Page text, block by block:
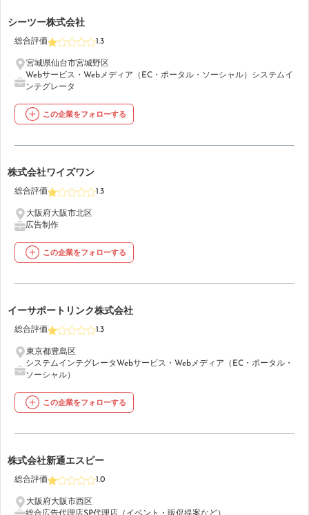
21シーツー株式会社
総合評価 1.3
宮城県仙台市宮城野区
Webサービス・Webメディア（EC・ポータル・ソーシャル） システムイ
ンテグレータ
この企業をフォローする
22
株式会社ワイズワン
総合評価 1.3
大阪府大阪市北区
広告制作
この企業をフォローする
23
イーサポートリンク株式会社
総合評価 1.3
東京都豊島区
システムインテグレータ Webサービス・Webメディア（EC・ポータル・
ソーシャル）
この企業をフォローする
24
株式会社新通エスピー
総合評価 1.0
大阪府大阪市西区